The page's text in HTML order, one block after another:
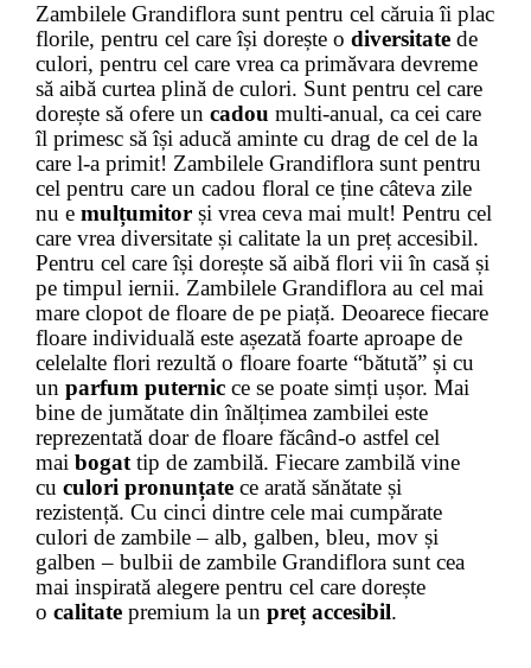
Zambilele Grandiflora sunt pentru cel căruia îi plac
florile, pentru cel care își dorește o diversitate de
culori, pentru cel care vrea ca primăvara devreme
să aibă curtea plină de culori. Sunt pentru cel care
dorește să ofere un cadou multi-anual, ca cei care
îl primesc să își aducă aminte cu drag de cel de la
care l-a primit! Zambilele Grandiflora sunt pentru
cel pentru care un cadou floral ce ține câteva zile
nu e mulțumitor și vrea ceva mai mult! Pentru cel
care vrea diversitate și calitate la un preț accesibil.
Pentru cel care își dorește să aibă flori vii în casă și
pe timpul iernii. Zambilele Grandiflora au cel mai
mare clopot de floare de pe piață. Deoarece fiecare
floare individuală este așezată foarte aproape de
celelalte flori rezultă o floare foarte “bătută” și cu
un parfum puternic ce se poate simți ușor. Mai
bine de jumătate din înălțimea zambilei este
reprezentată doar de floare făcând-o astfel cel
mai bogat tip de zambilă. Fiecare zambilă vine
cu culori pronunțate ce arată sănătate și
rezistență. Cu cinci dintre cele mai cumpărate
culori de zambile – alb, galben, bleu, mov și
galben – bulbii de zambile Grandiflora sunt cea
mai inspirată alegere pentru cel care dorește
o calitate premium la un preț accesibil.